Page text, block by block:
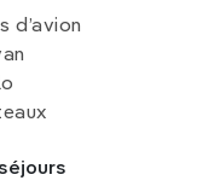
d’avion